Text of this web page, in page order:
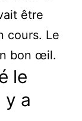
être
cours. Le
bon œil.
le
y a